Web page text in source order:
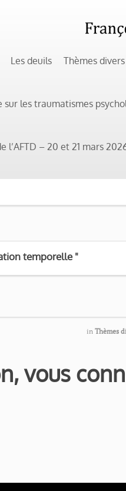
Les deuils Thèmes divers
les traumatismes
l’AFTD – 20 et 21 mars
temporelle "
in Thèmes
vous